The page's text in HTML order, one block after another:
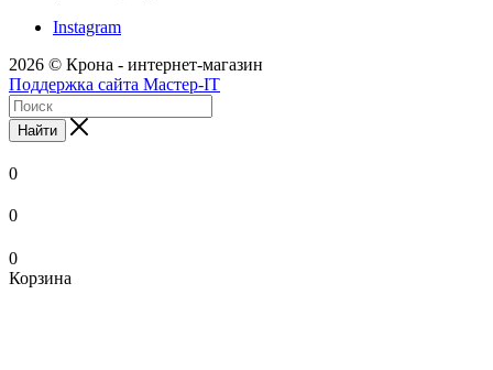
Instagram
2026 © Крона - интернет-магазин
Поддержка сайта Мастер-IT
Найти
0
0
0
Корзина